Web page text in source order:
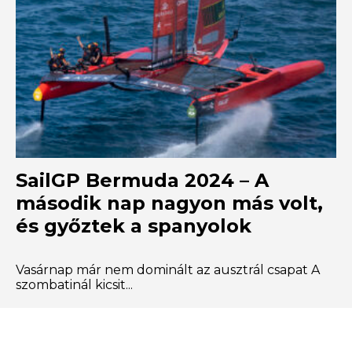
SailGP Bermuda 2024 – A
második nap nagyon más volt,
és győztek a spanyolok
Vasárnap már nem dominált az ausztrál csapat A
szombatinál kicsit...